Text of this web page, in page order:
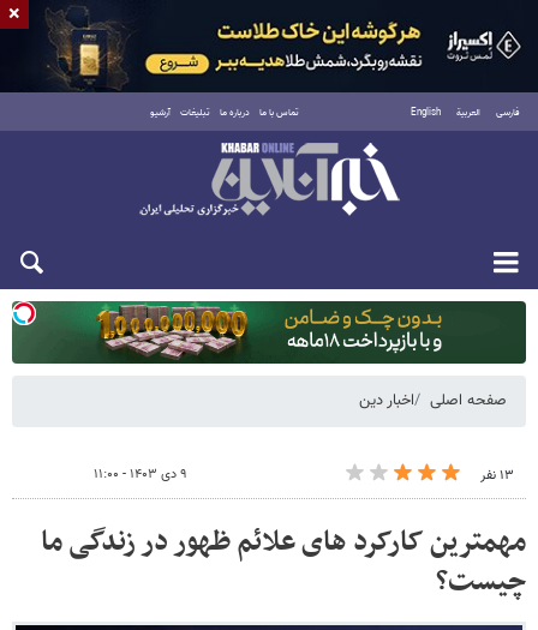
فارسی العربية English تماس با ما درباره ما تبلیغات آرشیو
دوشنبه ۱۹ مرداد ۱۴۰۵
صفحه اصلی اخبار دین
۱۳ نفر ۹ دی ۱۴۰۳ - ۱۱:۰۰
مهمترین کارکرد های علائم ظهور در زندگی ما
چیست؟
×